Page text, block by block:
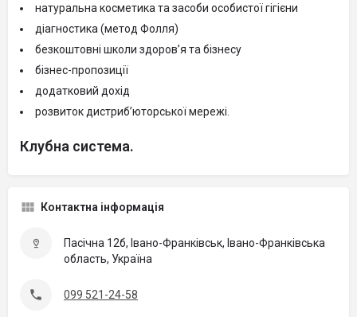
натуральна косметика та засоби особистої гігієни
діагностика (метод Фолля)
безкоштовні школи здоров’я та бізнесу
бізнес-пропозиції
додатковий дохід
розвиток дистриб’юторської мережі.
Клубна система.
Контактна інформація
Пасічна 12б, Івано-Франківськ, Івано-Франківська
область, Україна
099 521-24-58